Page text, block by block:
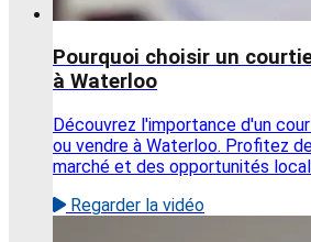
Pourquoi choisir un
à Waterloo
Découvrez l'importance d'un
ou vendre à Waterloo. Profitez
marché et des opportunités
Regarder la vidéo